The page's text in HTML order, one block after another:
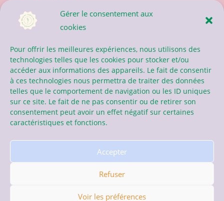
Gérer le consentement aux
cookies
Pour offrir les meilleures expériences, nous utilisons des
technologies telles que les cookies pour stocker et/ou
accéder aux informations des appareils. Le fait de consentir
à ces technologies nous permettra de traiter des données
telles que le comportement de navigation ou les ID uniques
sur ce site. Le fait de ne pas consentir ou de retirer son
consentement peut avoir un effet négatif sur certaines
caractéristiques et fonctions.
Accepter
Refuser
Voir les préférences
Actualités
07.77.30.46.71
serviere.marine@gmail.com
/ Copyright © Marine Serviere Naturopathe 2024 –
Politique de confidentialité